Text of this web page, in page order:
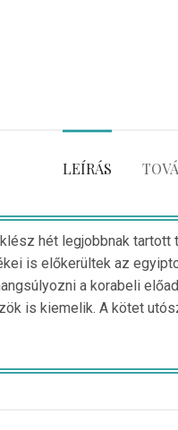
LEÍRÁS
hét legjobbnak
is előkerültek az
a korabeli
is kiemelik. A kötet